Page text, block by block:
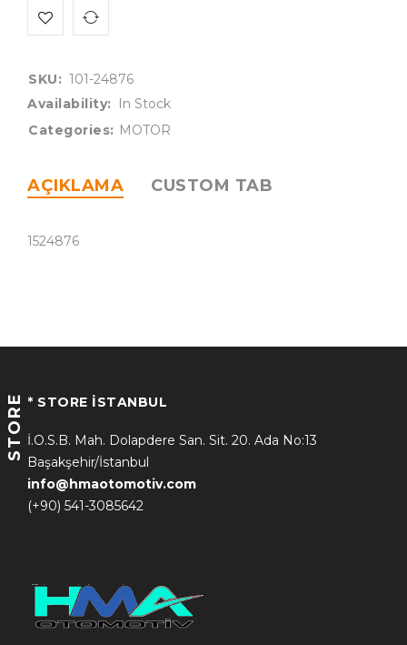
SKU: 101-24876
Availability:
In Stock
Categories: MOTOR
AÇIKLAMA CUSTOM TAB
1524876
STORE * STORE İSTANBUL
İ.O.S.B. Mah. Dolapdere San. Sit. 20. Ada No:13
Başakşehir/İstanbul
info@hmaotomotiv.com
(+90) 541-3085642